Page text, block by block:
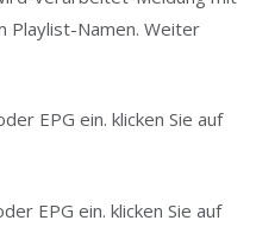
EPG ein. klicken Sie auf